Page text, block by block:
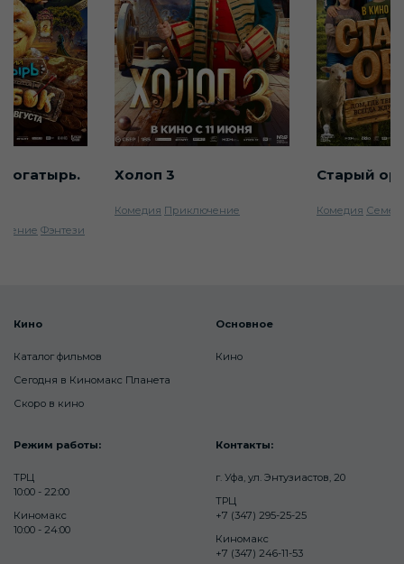
Холоп 3
Комедия Приключение
Старый
Комедия
Фэнтези
Кино
Каталог фильмов
Сегодня в Киномакс Планета
Скоро в кино
Основное
Кино
Режим работы:
ТРЦ
10:00 - 22:00
Киномакс
10:00 - 24:00
Контакты:
г. Уфа, ул. Энтузиастов, 20
ТРЦ
+7 (347) 295-25-25
Киномакс
+7 (347) 246-11-53